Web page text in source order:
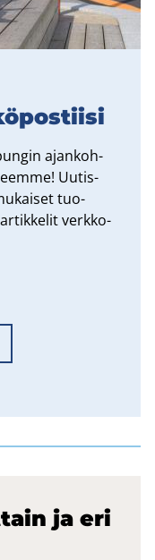
ajan­koh­
Uu­tis­
tuo­
verk­ko­
ja eri